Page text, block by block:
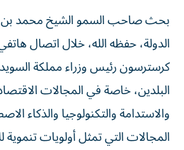
بحث صاحب السمو الشيخ محمد بن
الدولة، حفظه الله، خلال اتصال
كرسترسون رئيس وزراء مملكة
البلدين، خاصة في المجالات
والاستدامة والتكنولوجيا والذكاء
المجالات التي تمثل أولويات تنموية